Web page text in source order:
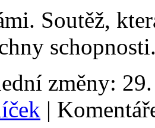
Soutěž,
změny:
|